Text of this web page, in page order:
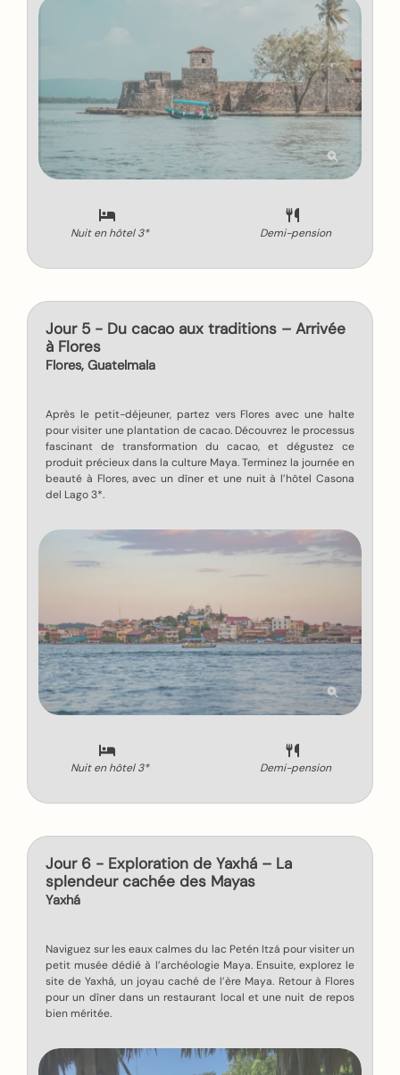
Nuit en hôtel 3* Demi-pension
Jour 5 - Du cacao aux traditions – Arrivée
à Flores
Flores, Guatelmala
Après le petit-déjeuner, partez vers Flores avec une halte
pour visiter une plantation de cacao. Découvrez le processus
fascinant de transformation du cacao, et dégustez ce
produit précieux dans la culture Maya. Terminez la journée en
beauté à Flores, avec un dîner et une nuit à l’hôtel Casona
del Lago 3*.
Nuit en hôtel 3* Demi-pension
Jour 6 - Exploration de Yaxhá – La
splendeur cachée des Mayas
Yaxhá
Naviguez sur les eaux calmes du lac Petén Itzá pour visiter un
petit musée dédié à l’archéologie Maya. Ensuite, explorez le
site de Yaxhá, un joyau caché de l’ère Maya. Retour à Flores
pour un dîner dans un restaurant local et une nuit de repos
bien méritée.